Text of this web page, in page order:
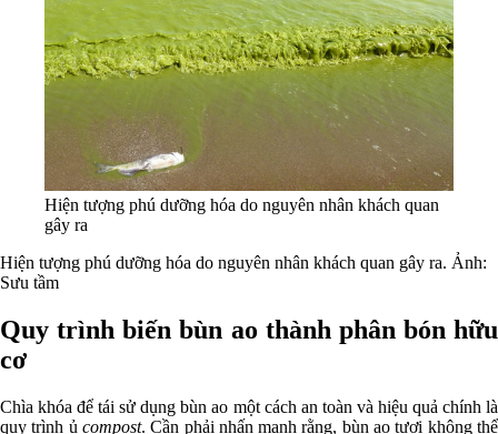
Hiện tượng phú dưỡng hóa do nguyên nhân khách quan
gây ra
Hiện tượng phú dưỡng hóa do nguyên nhân khách quan gây ra. Ảnh:
Sưu tầm
Quy trình biến bùn ao thành phân bón hữu
cơ
Chìa khóa để tái sử dụng bùn ao một cách an toàn và hiệu quả chính là
quy trình ủ compost. Cần phải nhấn mạnh rằng, bùn ao tươi không thể